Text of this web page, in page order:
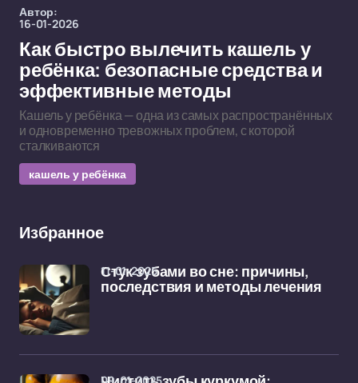
Автор:
16-01-2026
Как быстро вылечить кашель у
ребёнка: безопасные средства и
эффективные методы
Кашель у ребёнка — одна из самых распространённых
и одновременно тревожных проблем, с которой
сталкиваются
кашель у ребёнка
Избранное
Стук зубами во сне: причины,
последствия и методы лечения
11-01-2025